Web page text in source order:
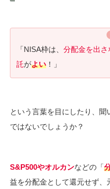
「NISA枠は、 分配金を出
託がよい ！」
という言葉を目にしたり、
ではないでしょうか？
S&P500やオルカンなどの「
益を分配金として還元せず、